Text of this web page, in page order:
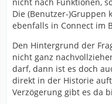
Die (Benutzer-)Gruppen
ebenfalls in Connect im
Den Hintergrund der
nicht ganz
darf, dann ist es doch
direkt in der Historie
Verzögerung gibt es da